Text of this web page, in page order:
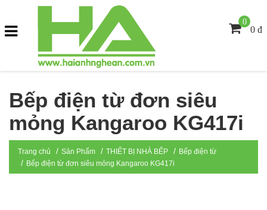
0
0 đ
Bếp điện từ đơn siêu
mỏng Kangaroo KG417i
Trang chủ Sản Phẩm THIẾT BỊ NHÀ BẾP
Bếp điện từ
Bếp điện từ đơn siêu mỏng Kangaroo KG417i